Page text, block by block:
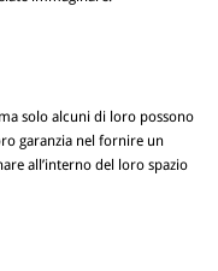
solo alcuni di loro possono
garanzia nel fornire un
all’interno del loro spazio